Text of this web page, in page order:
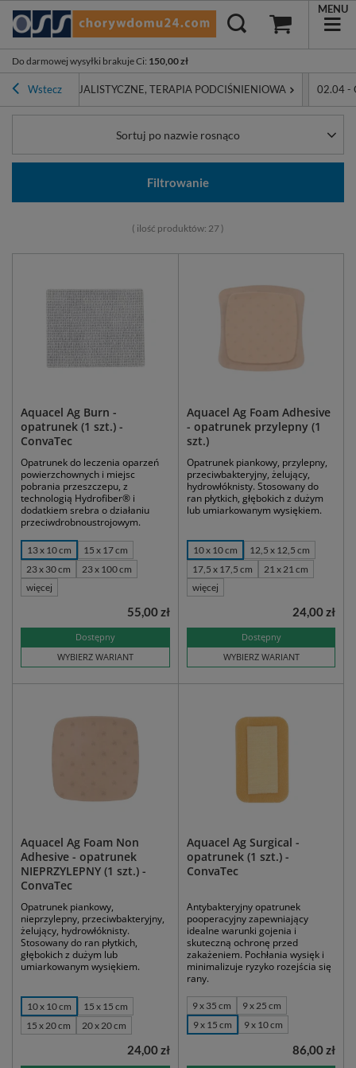
Do darmowej wysyłki brakuje Ci: 150,00 zł
MENU
WsteczSPECJALISTYCZNE, TERAPIA PODCIŚNIENIOWA 02.04 -
Sortuj po nazwie rosnąco
Filtrowanie
( ilość produktów: 27)
Aquacel Ag Burn -
opatrunek (1 szt.) -
ConvaTec
Opatrunek do leczenia oparzeń
powierzchownych i miejsc
pobrania przeszczepu, z
technologią Hydrofiber® i
dodatkiem srebra o działaniu
przeciwdrobnoustrojowym.
13 x 10 cm
15 x 17 cm
23 x 30 cm
23 x 100 cm
więcej
Dostępny
WYBIERZ WARIANT
55,00 zł
Aquacel Ag Foam Adhesive
- opatrunek przylepny (1
szt.)
Opatrunek piankowy, przylepny,
przeciwbakteryjny, żelujący,
hydrowłóknisty. Stosowany do
ran płytkich, głębokich z dużym
lub umiarkowanym wysiękiem.
10 x 10 cm
12,5 x 12,5 cm
17,5 x 17,5 cm
21 x 21 cm
więcej
Dostępny
WYBIERZ WARIANT
24,00 zł
Aquacel Ag Foam Non
Adhesive - opatrunek
NIEPRZYLEPNY (1 szt.) -
ConvaTec
Opatrunek piankowy,
nieprzylepny, przeciwbakteryjny,
żelujący, hydrowłóknisty.
Stosowany do ran płytkich,
głębokich z dużym lub
umiarkowanym wysiękiem.
10 x 10 cm
15 x 15 cm
15 x 20 cm
20 x 20 cm
24,00 zł
Aquacel Ag Surgical -
opatrunek (1 szt.) -
ConvaTec
Antybakteryjny opatrunek
pooperacyjny zapewniający
idealne warunki gojenia i
skuteczną ochronę przed
zakażeniem. Pochłania wysięk i
minimalizuje ryzyko rozejścia się
rany.
9 x 35 cm
9 x 25 cm
9 x 15 cm
9 x 10 cm
86,00 zł